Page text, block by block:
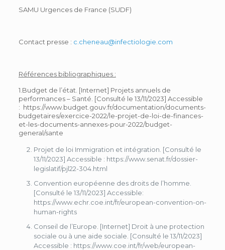
SAMU Urgences de France (SUDF)
Contact presse : c.cheneau@infectiologie.com
Références bibliographiques :
1.Budget de l’état. [Internet] Projets annuels de
performances – Santé. [Consulté le 13/11/2023] Accessible
: https://www.budget.gouv.fr/documentation/documents-
budgetaires/exercice-2022/le-projet-de-loi-de-finances-
et-les-documents-annexes-pour-2022/budget-
general/sante
Projet de loi Immigration et intégration. [Consulté le
13/11/2023] Accessible : https://www.senat.fr/dossier-
legislatif/pjl22-304.html
Convention européenne des droits de l’homme.
[Consulté le 13/11/2023] Accessible:
https://www.echr.coe.int/fr/european-convention-on-
human-rights
Conseil de l’Europe. [Internet] Droit à une protection
sociale ou à une aide sociale. [Consulté le 13/11/2023]
Accessible : https://www.coe.int/fr/web/european-